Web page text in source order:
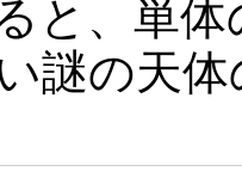
と、単
謎の天